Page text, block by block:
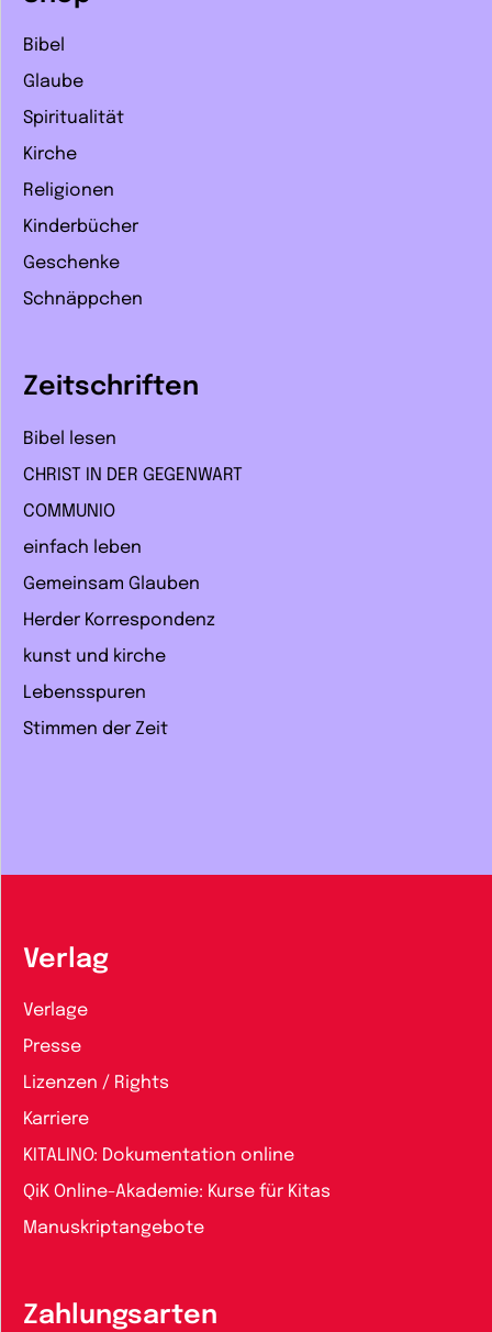
Bibel
Glaube
Spiritualität
Kirche
Religionen
Kinderbücher
Geschenke
Schnäppchen
Zeitschriften
Bibel lesen
CHRIST IN DER GEGENWART
COMMUNIO
einfach leben
Gemeinsam Glauben
Herder Korrespondenz
kunst und kirche
Lebensspuren
Stimmen der Zeit
Verlag
Verlage
Presse
Lizenzen / Rights
Karriere
KITALINO: Dokumentation online
QiK Online-Akademie: Kurse für Kitas
Manuskriptangebote
Zahlungsarten